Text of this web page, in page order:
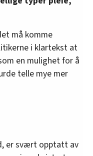
må komme
i klartekst at
en mulighet for å
telle mye mer
er svært opptatt av